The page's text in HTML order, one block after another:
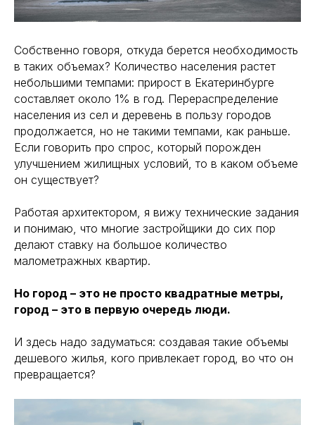
Собственно говоря, откуда берется необходимость
в таких объемах? Количество населения растет
небольшими темпами: прирост в Екатеринбурге
составляет около 1% в год. Перераспределение
населения из сел и деревень в пользу городов
продолжается, но не такими темпами, как раньше.
Если говорить про спрос, который порожден
улучшением жилищных условий, то в каком объеме
он существует?
Работая архитектором, я вижу технические задания
и понимаю, что многие застройщики до сих пор
делают ставку на большое количество
малометражных квартир.
Но город – это не просто квадратные метры,
город – это в первую очередь люди.
И здесь надо задуматься: создавая такие объемы
дешевого жилья, кого привлекает город, во что он
превращается?